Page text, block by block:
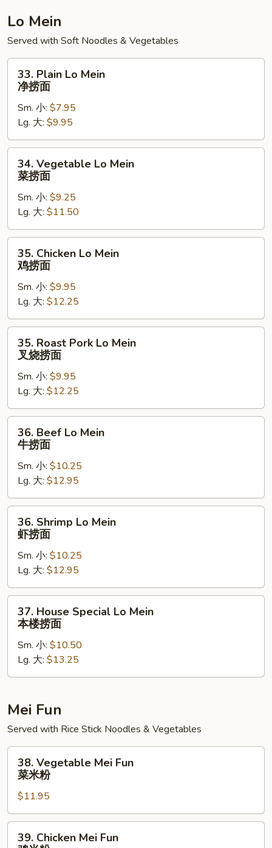
炒Lo Mein
Served with Soft Noodles & Vegetables
Plain
Lo
Mein
捞
面
33. Plain Lo Mein
净捞面
Sm. 小: $7.95
Lg. 大: $9.95
Vegetable
Lo
Mein
捞
面
34. Vegetable Lo Mein
菜捞面
Sm. 小: $9.25
Lg. 大: $11.50
Chicken
Lo
Mein
捞
面
35. Chicken Lo Mein
鸡捞面
Sm. 小: $9.95
Lg. 大: $12.25
Roast
Pork
Lo
Mein
叉
烧
35. Roast Pork Lo Mein
叉烧捞面
Sm. 小: $9.95
Lg. 大: $12.25
Beef
Mein
捞
面
36. Beef Lo Mein
牛捞面
Sm. 小: $10.25
Lg. 大: $12.95
Shrimp
Lo
Mein
捞
面
36. Shrimp Lo Mein
虾捞面
Sm. 小: $10.25
Lg. 大: $12.95
House
Special
Lo
Mein
本
捞
37. House Special Lo Mein
本楼捞面
Sm. 小: $10.50
Lg. 大: $13.25
Mei Fun
Served with Rice Stick Noodles & Vegetables
Vegetable
Mei
Fun
菜
米
38. Vegetable Mei Fun
菜米粉
$11.95
Chicken
39. Chicken Mei Fun